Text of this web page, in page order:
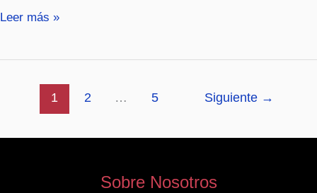
Leer más »
1 2 … 5 Siguiente →
Sobre Nosotros